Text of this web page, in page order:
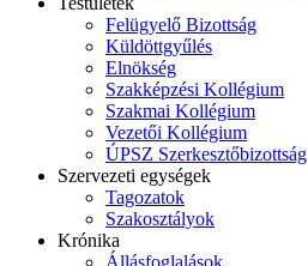
Felügyelő Bizottság
Küldöttgyűlés
Elnökség
Szakképzési Kollégium
Szakmai Kollégium
Vezetői Kollégium
ÚPSZ Szerkesztőbizottság
Szervezeti egységek
Tagozatok
Szakosztályok
Krónika
Állásfoglalások